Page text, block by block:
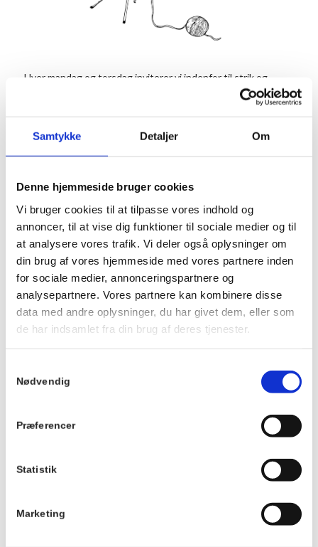
Samtykke Detaljer Om
Denne hjemmeside bruger cookies
Vi bruger cookies til at tilpasse vores indhold og
annoncer, til at vise dig funktioner til sociale medier og til
at analysere vores trafik. Vi deler også oplysninger om
din brug af vores hjemmeside med vores partnere inden
for sociale medier, annonceringspartnere og
analysepartnere. Vores partnere kan kombinere disse
data med andre oplysninger, du har givet dem, eller som
de har indsamlet fra din brug af deres tjenester.
Nødvendig
Præferencer
Statistik
Marketing
Hver mandag og torsdag inviterer vi indenfor til strik og
hækling i en af stuerne. Strikkecaféen er et samlingspunkt
for alle der synes, det er hyggeligt at mødes og strikke
Tilmelding er dog nødvendig.
Vi byder på en kop kaffe og te.
Info
Dato:
11. januar 2027
Tidspunkt:
10:00 - 12:00
3100
+4549700169
TILMELD